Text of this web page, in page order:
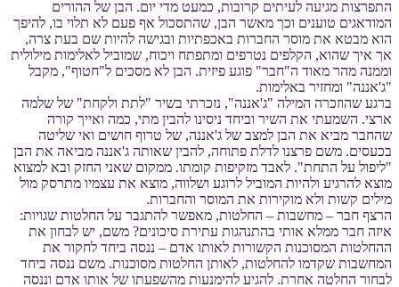
התפרצות מגיעה לעיתים קרובות, כמעט מדי יום. הבן של ההורים
המודאגים טוענים וכך מאשר הבן, שהתסכול אף פעם לא תלוי בו, להיפך
הוא מבטא את מוסר החברות באכפתיות ובגישה להיות שם בעת צרה,
אך איך שהוא, הקלפים נטרפים ומתפתח ויכוח, שמוביל לאלימות מילולית
וממנה מהר מאוד ה"חבר" פוגע פיזית. הבן לא מסכים ל"חטוף", מקבל
"ג'אננה" ומחזיר באלימות.
ברגע שהוזכרה המילה "ג'אננה", נזכרתי בשיר "לתת ולקחת" של שלמה
ארצי. השמעתי את השיר וביחד ניסינו להבין מתי, כמה ואייך קורה
שהחבר מביא את הבן למצב של ג'אננה, של טרוף חושים ואי שליטה
בכעסים. משם פרצנו לדלת פתוחה, להבין שאותה ג'אננה מביאה את הבן
"ליפול על התחת". לאבד מזקיפות קומתו. ממקום שאני החזק ובא למצוא
מוצא להרגיע ולהיות המוביל לרוגע ושלווה, מוצא את עצמיו מתרסק מול
מילים קשות ולא מוקירות את המוסר והחברות.
הרצף חבר – מחשבות – החלטות, מאפשר להתגבר על החלטות שגויות:
איזה חבר ממלא אותי בהתנהגות עתירת סיכונים? משם, יש לבחון את
ההחלטות המסוכנות הקשורות לאותו אדם – ננסה ביחד לחקור את
המחשבות שקדמו להחלטות, לאותן החלטות מסוכנות. משם ננסה ביחד
לבחור החלטה אחרת. להגיע להימנעות מהשפעתו של אותו אדם וננסה